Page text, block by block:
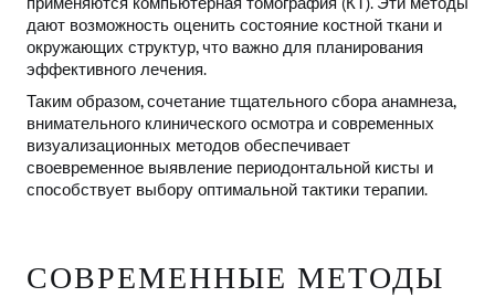
дают возможность оценить состояние костной ткани и
окружающих структур, что важно для планирования
эффективного лечения.
Таким образом, сочетание тщательного сбора анамнеза,
внимательного клинического осмотра и современных
визуализационных методов обеспечивает
своевременное выявление периодонтальной кисты и
способствует выбору оптимальной тактики терапии.
СОВРЕМЕННЫЕ МЕТОДЫ